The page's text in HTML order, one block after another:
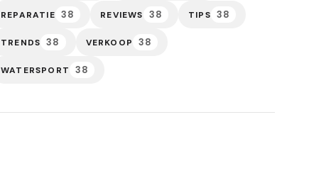
REPARATIE 38 REVIEWS 38 TIPS 38
TRENDS 38 VERKOOP 38
WATERSPORT 38